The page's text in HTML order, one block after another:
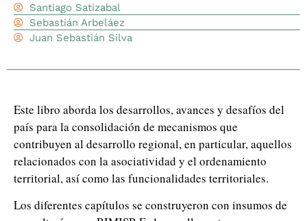
Santiago Satizabal
Sebastián Arbeláez
Juan Sebastián Silva
Este libro aborda los desarrollos, avances y desafíos del
país para la consolidación de mecanismos que
contribuyen al desarrollo regional, en particular, aquellos
relacionados con la asociatividad y el ordenamiento
territorial, así como las funcionalidades territoriales.
Los diferentes capítulos se construyeron con insumos de